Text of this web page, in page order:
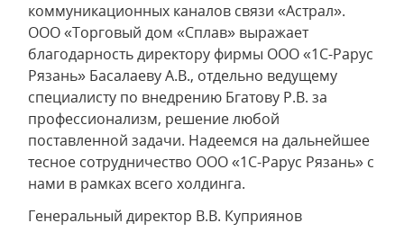
коммуникационных каналов связи «Астрал».
ООО «Торговый дом «Сплав» выражает
благодарность директору фирмы ООО «1С-Рарус
Рязань» Басалаеву А.В., отдельно ведущему
специалисту по внедрению Бгатову Р.В. за
профессионализм, решение любой
поставленной задачи. Надеемся на дальнейшее
тесное сотрудничество ООО «1С-Рарус Рязань» с
нами в рамках всего холдинга.
Генеральный директор В.В. Куприянов